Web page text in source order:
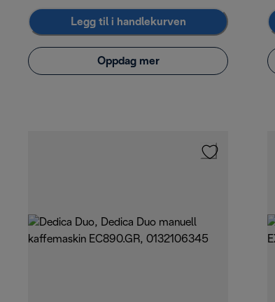
Legg til i handlekurven
Oppdag mer